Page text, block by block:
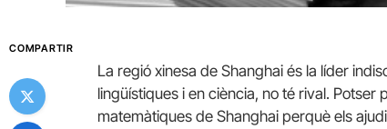
COMPARTIR
La regió xinesa de Shanghai és la líder
lingüístiques i en ciència, no té rival.
matemàtiques de Shanghai perquè els